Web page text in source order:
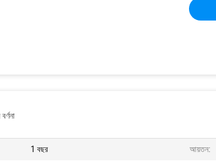
1 বছর আয়তন: